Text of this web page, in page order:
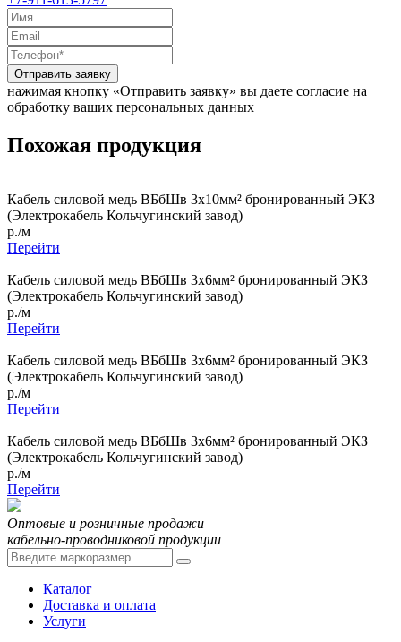
Отправить заявку
нажимая кнопку «Отправить заявку» вы даете согласие на
обработку ваших персональных данных
Похожая продукция
Кабель силовой медь ВБбШв 3x10мм² бронированный ЭКЗ
(Электрокабель Кольчугинский завод)
р./м
Перейти
Кабель силовой медь ВБбШв 3x6мм² бронированный ЭКЗ
(Электрокабель Кольчугинский завод)
р./м
Перейти
Кабель силовой медь ВБбШв 3x6мм² бронированный ЭКЗ
(Электрокабель Кольчугинский завод)
р./м
Перейти
Кабель силовой медь ВБбШв 3x6мм² бронированный ЭКЗ
(Электрокабель Кольчугинский завод)
р./м
Перейти
Оптовые и розничные продажи
кабельно-проводниковой продукции
Каталог
Доставка и оплата
Услуги